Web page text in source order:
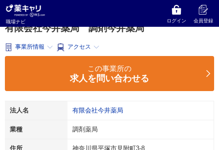
職場ナビ ログイン 会員登録
薬キャリ 職場ナビ
有限会社今井薬局
調剤今井薬局
有限会社今井薬局 調剤今井薬局
事業所情報 アクセス
この事業所の
求人を問い合わせる
法人名 有限会社今井薬局
業種 調剤薬局
住所 神奈川県平塚市見附町3-8